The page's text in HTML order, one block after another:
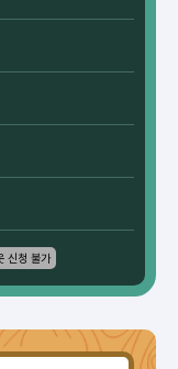
신청 불가